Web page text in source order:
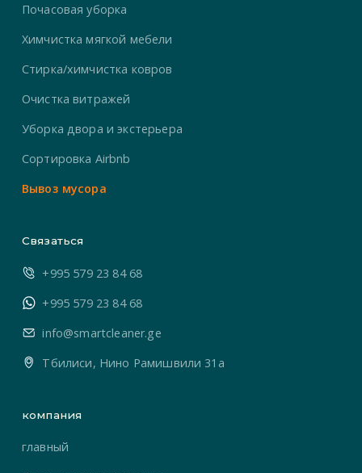
Почасовая уборка
Химчистка мягкой мебели
Стирка/химчистка ковров
Очистка витражей
Уборка двора и экстерьера
Сортировка Airbnb
Вывоз мусора
Связаться
+995 579 23 84 68
+995 579 23 84 68
info@smartcleaner.ge
Тбилиси, Нино Рамишвили 31а
компания
главный